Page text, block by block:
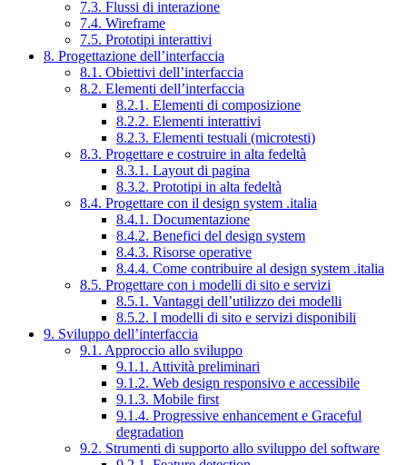
7.3. Flussi di interazione
7.4. Wireframe
7.5. Prototipi interattivi
8. Progettazione dell’interfaccia
8.1. Obiettivi dell’interfaccia
8.2. Elementi dell’interfaccia
8.2.1. Elementi di composizione
8.2.2. Elementi interattivi
8.2.3. Elementi testuali (microtesti)
8.3. Progettare e costruire in alta fedeltà
8.3.1. Layout di pagina
8.3.2. Prototipi in alta fedeltà
8.4. Progettare con il design system .italia
8.4.1. Documentazione
8.4.2. Benefici del design system
8.4.3. Risorse operative
8.4.4. Come contribuire al design system .italia
8.5. Progettare con i modelli di sito e servizi
8.5.1. Vantaggi dell’utilizzo dei modelli
8.5.2. I modelli di sito e servizi disponibili
9. Sviluppo dell’interfaccia
9.1. Approccio allo sviluppo
9.1.1. Attività preliminari
9.1.2. Web design responsivo e accessibile
9.1.3. Mobile first
9.1.4. Progressive enhancement e Graceful
degradation
9.2. Strumenti di supporto allo sviluppo del software